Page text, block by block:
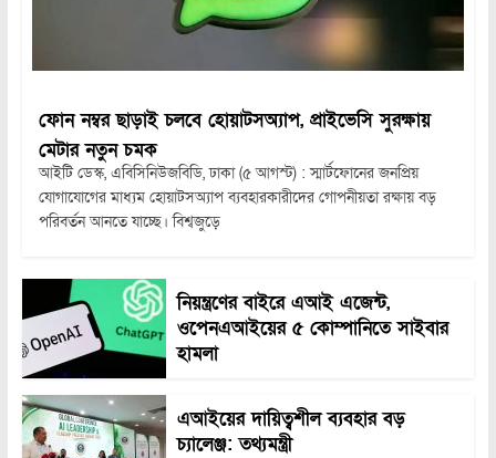
ফোন নম্বর ছাড়াই চলবে হোয়াটসঅ্যাপ, প্রাইভেসি সুরক্ষায়
মেটার নতুন চমক
আইটি ডেস্ক, এবিসিনিউজবিডি, ঢাকা (৫ আগস্ট) : স্মার্টফোনের জনপ্রিয়
যোগাযোগের মাধ্যম হোয়াটসঅ্যাপ ব্যবহারকারীদের গোপনীয়তা রক্ষায় বড়
পরিবর্তন আনতে যাচ্ছে। বিশ্বজুড়ে
নিয়ন্ত্রণের বাইরে এআই এজেন্ট,
ওপেনএআইয়ের ৫ কোম্পানিতে সাইবার
হামলা
এআইয়ের দায়িত্বশীল ব্যবহার বড়
চ্যালেঞ্জ: তথ্যমন্ত্রী